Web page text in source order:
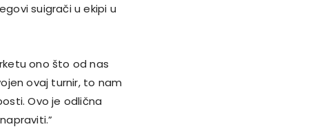
suigrači u ekipi u
ono što od nas
ovaj turnir, to nam
Ovo je odlična